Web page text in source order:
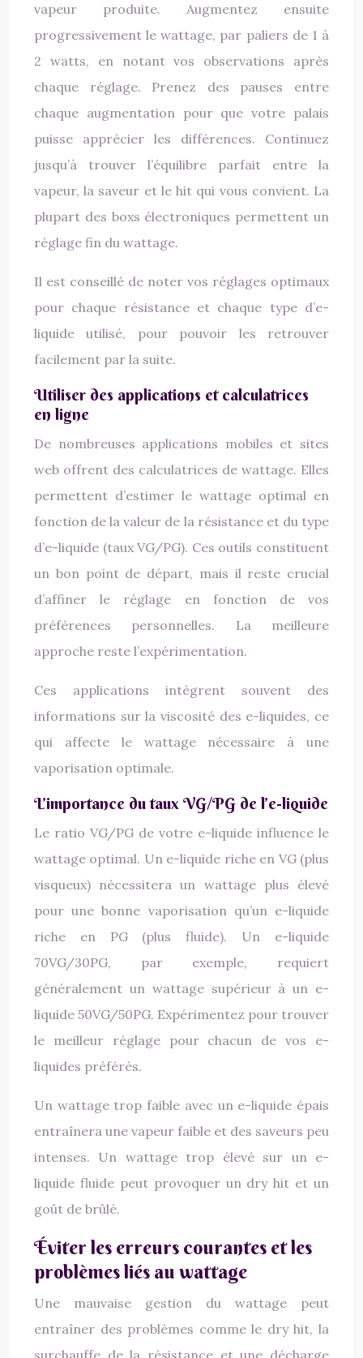
vapeur produite. Augmentez ensuite
progressivement le wattage, par paliers de 1 à
2 watts, en notant vos observations après
chaque réglage. Prenez des pauses entre
chaque augmentation pour que votre palais
puisse apprécier les différences. Continuez
jusqu’à trouver l’équilibre parfait entre la
vapeur, la saveur et le hit qui vous convient. La
plupart des boxs électroniques permettent un
réglage fin du wattage.
Il est conseillé de noter vos réglages optimaux
pour chaque résistance et chaque type d’e-
liquide utilisé, pour pouvoir les retrouver
facilement par la suite.
Utiliser des applications et calculatrices
en ligne
De nombreuses applications mobiles et sites
web offrent des calculatrices de wattage. Elles
permettent d’estimer le wattage optimal en
fonction de la valeur de la résistance et du type
d’e-liquide (taux VG/PG). Ces outils constituent
un bon point de départ, mais il reste crucial
d’affiner le réglage en fonction de vos
préférences personnelles. La meilleure
approche reste l’expérimentation.
Ces applications intègrent souvent des
informations sur la viscosité des e-liquides, ce
qui affecte le wattage nécessaire à une
vaporisation optimale.
L’importance du taux VG/PG de l’e-liquide
Le ratio VG/PG de votre e-liquide influence le
wattage optimal. Un e-liquide riche en VG (plus
visqueux) nécessitera un wattage plus élevé
pour une bonne vaporisation qu’un e-liquide
riche en PG (plus fluide). Un e-liquide
70VG/30PG, par exemple, requiert
généralement un wattage supérieur à un e-
liquide 50VG/50PG. Expérimentez pour trouver
le meilleur réglage pour chacun de vos e-
liquides préférés.
Un wattage trop faible avec un e-liquide épais
entraînera une vapeur faible et des saveurs peu
intenses. Un wattage trop élevé sur un e-
liquide fluide peut provoquer un dry hit et un
goût de brûlé.
Éviter les erreurs courantes et les
problèmes liés au wattage
Une mauvaise gestion du wattage peut
entraîner des problèmes comme le dry hit, la
surchauffe de la résistance et une décharge